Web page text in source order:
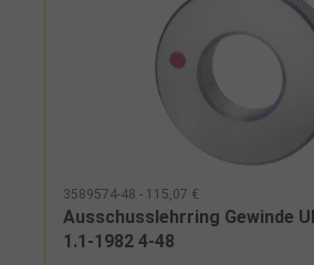
3589574-48 - 115,07 €
Ausschusslehrring Gewinde
1.1-1982 4-48